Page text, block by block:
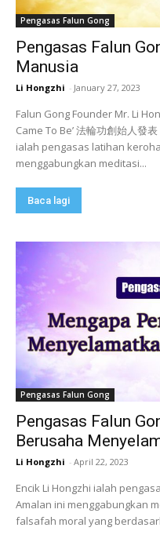
Pengasas Falun Gong
Pengasas Falun
Manusia
Li Hongzhi - January 27, 2023
Falun Gong Founder Mr. Li
Came To Be’ 法輪功創始人發
ialah pengasas latihan
menggabungkan meditasi...
Baca lagi
Pengasas Falun Gong
Pengasas Falun
Berusaha
Li Hongzhi - April 22, 2023
Encik Li Hongzhi ialah
Amalan ini menggabungkan
falsafah moral yang